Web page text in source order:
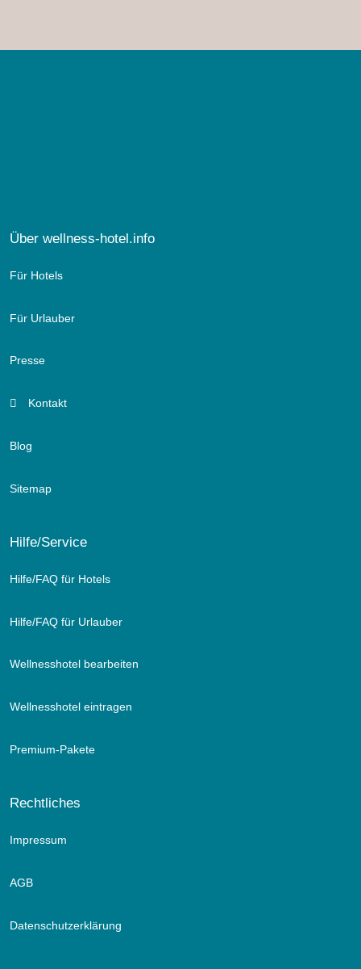
Über wellness-hotel.info
Für Hotels
Für Urlauber
Presse
Kontakt
Blog
Sitemap
Hilfe/Service
Hilfe/FAQ für Hotels
Hilfe/FAQ für Urlauber
Wellnesshotel bearbeiten
Wellnesshotel eintragen
Premium-Pakete
Rechtliches
Impressum
AGB
Datenschutzerklärung